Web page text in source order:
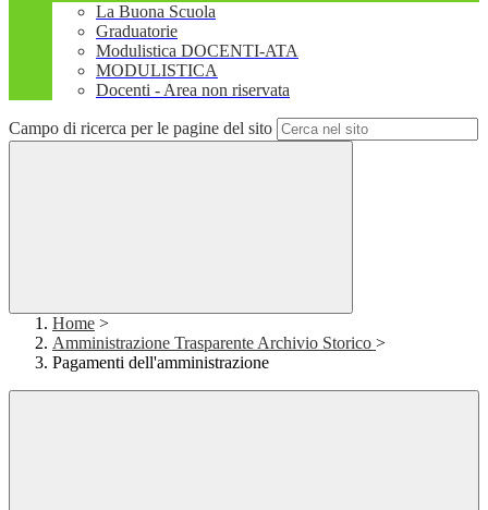
La Buona Scuola
Graduatorie
Modulistica DOCENTI-ATA
MODULISTICA
Docenti - Area non riservata
Campo di ricerca per le pagine del sito
Home >
Amministrazione Trasparente Archivio Storico >
Pagamenti dell'amministrazione